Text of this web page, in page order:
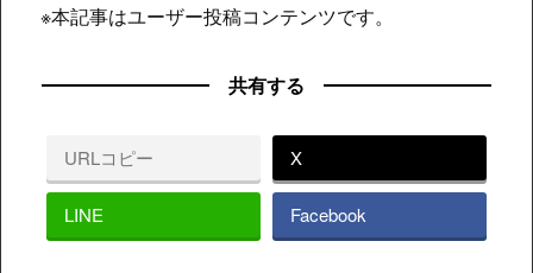
※本記事はユーザー投稿コンテンツです。
共有する
URLコピー X
LINE Facebook